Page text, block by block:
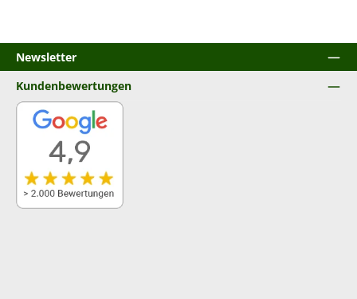
Newsletter
Kundenbewertungen